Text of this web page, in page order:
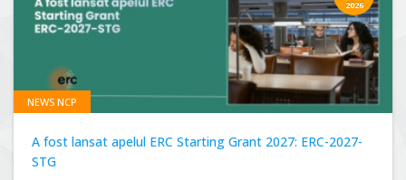
2026
NEWS NCP
A fost lansat apelul ERC Starting Grant 2027: ERC-2027-
STG